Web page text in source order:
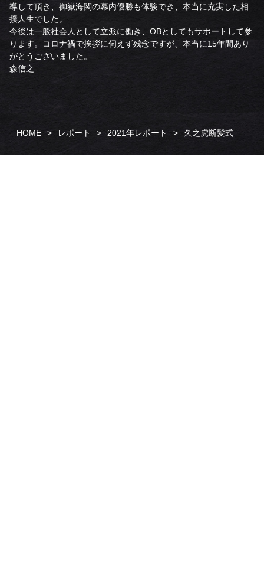
導して頂き、御嶽海関の幕内優勝も体験でき、本当に充実した相
撲人生でした。
今後は一般社会人として立派に働き、OBとしてもサポートして参
ります。コロナ禍で挨拶に伺えず残念ですが、本当に15年間あり
がとうございました。
森信之
HOME レポート 2021年レポート 久之虎断髪式